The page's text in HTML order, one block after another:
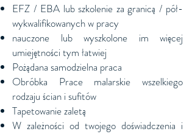
EFZ / EBA lub szkolenie za granicą / pół-
wykwalifikowanych w pracy
nauczone lub wyszkolone im więcej
umiejętności tym łatwiej
Pożądana samodzielna praca
Obróbka Prace malarskie wszelkiego
rodzaju ścian i sufitów
Tapetowanie zaletą
W zależności od twojego doświadczenia i